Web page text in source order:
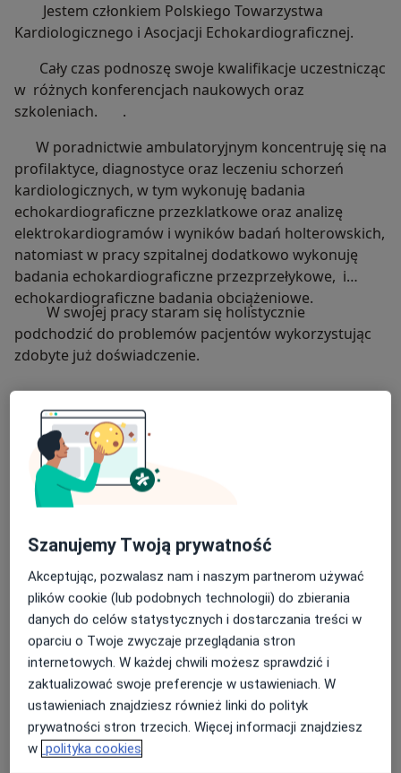
Jestem członkiem Polskiego Towarzystwa
Kardiologicznego i Asocjacji Echokardiograficznej.
Cały czas podnoszę swoje kwalifikacje uczestnicząc
w różnych konferencjach naukowych oraz
szkoleniach. .
W poradnictwie ambulatoryjnym koncentruję się na
profilaktyce, diagnostyce oraz leczeniu schorzeń
kardiologicznych, w tym wykonuję badania
echokardiograficzne przezklatkowe oraz analizę
elektrokardiogramów i wyników badań holterowskich,
natomiast w pracy szpitalnej dodatkowo wykonuję
badania echokardiograficzne przezprzełykowe, i
echokardiograficzne badania obciążeniowe.
W swojej pracy staram się holistycznie
podchodzić do problemów pacjentów wykorzystując
zdobyte już doświadczenie.
więcejO mnie
Zakres porad
Kardiologia
Niewydolność serca
Zaburzenia rytmu serca
Nadciśnienie tętnicze
Choroba niedokrwienna serca
Arytmia +5
Pacjenci których przyjmuję
Dorośli
Rodzaje konsultacji
StacjonarneZobacz lokalizacje (1)
Szanujemy Twoją prywatność
Akceptując, pozwalasz nam i naszym partnerom używać
plików cookie (lub podobnych technologii) do zbierania
danych do celów statystycznych i dostarczania treści w
oparciu o Twoje zwyczaje przeglądania stron
internetowych. W każdej chwili możesz sprawdzić i
zaktualizować swoje preferencje w ustawieniach. W
ustawieniach znajdziesz również linki do polityk
prywatności stron trzecich. Więcej informacji znajdziesz
w polityka cookies